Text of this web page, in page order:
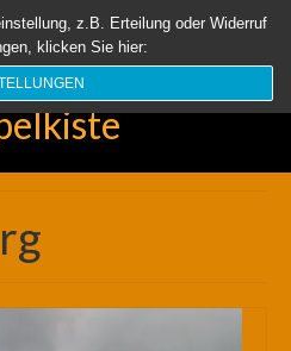
Unsere Rappelkiste Länder
z.B. Erteilung oder Widerruf
klicken Sie hier: